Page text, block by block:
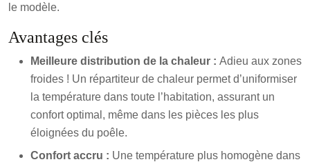
le modèle.
Avantages clés
Meilleure distribution de la chaleur : Adieu aux zones
froides ! Un répartiteur de chaleur permet d’uniformiser
la température dans toute l’habitation, assurant un
confort optimal, même dans les pièces les plus
éloignées du poêle.
Confort accru : Une température plus homogène dans